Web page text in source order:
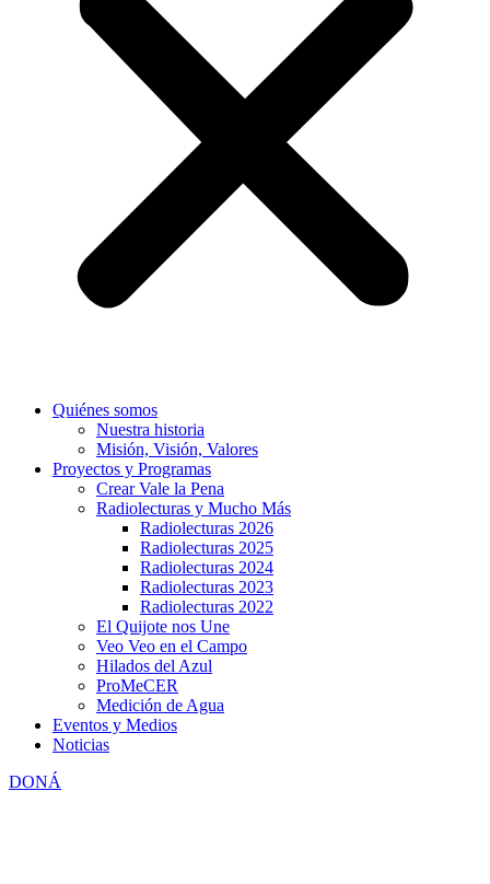
Quiénes somos
Nuestra historia
Misión, Visión, Valores
Proyectos y Programas
Crear Vale la Pena
Radiolecturas y Mucho Más
Radiolecturas 2026
Radiolecturas 2025
Radiolecturas 2024
Radiolecturas 2023
Radiolecturas 2022
El Quijote nos Une
Veo Veo en el Campo
Hilados del Azul
ProMeCER
Medición de Agua
Eventos y Medios
Noticias
DONÁ